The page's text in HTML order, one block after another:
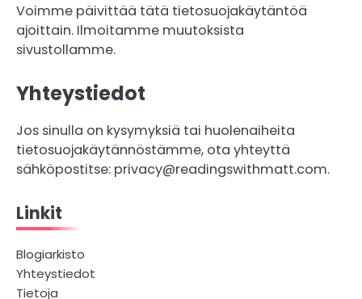
Voimme päivittää tätä tietosuojakäytäntöä
ajoittain. Ilmoitamme muutoksista
sivustollamme.
Yhteystiedot
Jos sinulla on kysymyksiä tai huolenaiheita
tietosuojakäytännöstämme, ota yhteyttä
sähköpostitse: privacy@readingswithmatt.com.
Linkit
Blogiarkisto
Yhteystiedot
Tietoja